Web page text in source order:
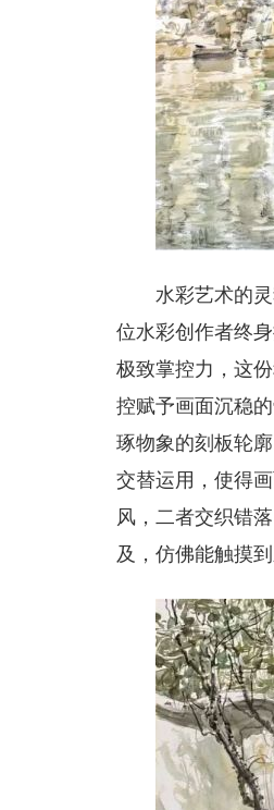
水彩艺术的
位水彩创作者终
极致掌控力，这
控赋予画面沉稳
琢物象的刻板轮
交替运用，使得
风，二者交织错
及，仿佛能触摸